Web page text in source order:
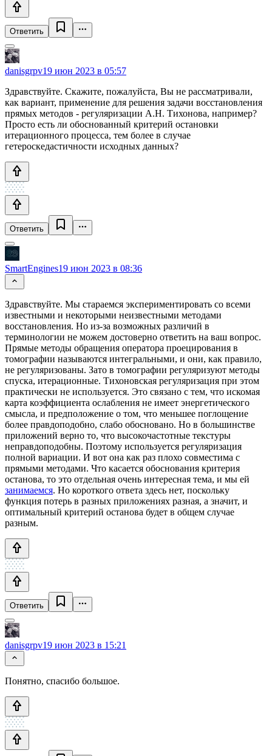
Ответить
danisgrpv19 июн 2023 в 05:57
Здравствуйте. Скажите, пожалуйста, Вы не рассматривали,
как вариант, применение для решения задачи восстановления
прямых методов - регуляризации А.Н. Тихонова, например?
Просто есть ли обоснованный критерий остановки
итерационного процесса, тем более в случае
гетероскедастичности исходных данных?
Ответить
SmartEngines19 июн 2023 в 08:36
Здравствуйте. Мы стараемся экспериментировать со всеми
известными и некоторыми неизвестными методами
восстановления. Но из-за возможных различий в
терминологии не можем достоверно ответить на ваш вопрос.
Прямые методы обращения оператора проецирования в
томографии называются интегральными, и они, как правило,
не регуляризованы. Зато в томографии регуляризуют методы
спуска, итерационные. Тихоновская регуляризация при этом
практически не используется. Это связано с тем, что искомая
карта коэффициента ослабления не имеет энергетического
смысла, и предположение о том, что меньшее поглощение
более правдоподобно, слабо обосновано. Но в большинстве
приложений верно то, что высокочастотные текстуры
неправдоподобны. Поэтому используется регуляризация
полной вариации. И вот она как раз плохо совместима с
прямыми методами. Что касается обоснования критерия
останова, то это отдельная очень интересная тема, и мы ей
занимаемся. Но короткого ответа здесь нет, поскольку
функция потерь в разных приложениях разная, а значит, и
оптимальный критерий останова будет в общем случае
разным.
Ответить
danisgrpv19 июн 2023 в 15:21
Понятно, спасибо большое.